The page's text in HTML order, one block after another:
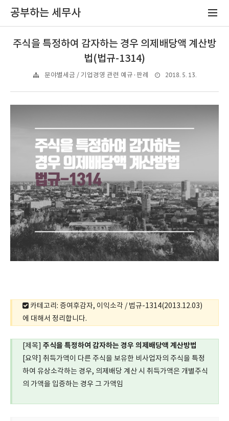
공부하는 세무사
주식을 특정하여 감자하는 경우 의제배당액 계산방
법(법규-1314)
분야별세금 / 기업경영 관련 예규·판례 2018. 5. 13.
카테고리: 증여후감자, 이익소각 / 법규-1314(2013.12.03)
에 대해서 정리합니다.
[제목] 주식을 특정하여 감자하는 경우 의제배당액 계산방법
[요약] 취득가액이 다른 주식을 보유한 비사업자의 주식을 특정
하여 유상소각하는 경우, 의제배당 계산 시 취득가액은 개별주식
의 가액을 입증하는 경우 그 가액임